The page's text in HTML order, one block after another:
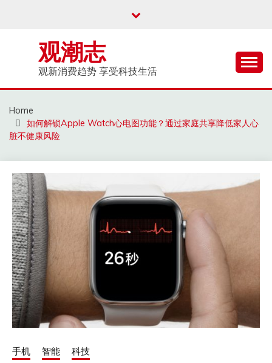
观潮志
观新消费趋势 享受科技生活
Home
如何解锁Apple Watch心电图功能？通过家庭共享降低家人心
脏不健康风险
手机 智能 科技